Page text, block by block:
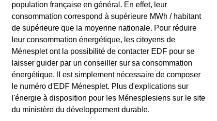
population française en général. En effet, leur
consommation correspond à supérieure MWh / habitant
de supérieure que la moyenne nationale. Pour réduire
leur consommation énergétique, les citoyens de
Ménesplet ont la possibilité de contacter EDF pour se
laisser guider par un conseiller sur sa consommation
énergétique. Il est simplement nécessaire de composer
le numéro d'EDF Ménesplet. Plus d'explications sur
l'énergie à disposition pour les Ménesplesiens sur le site
du ministère du développement durable.